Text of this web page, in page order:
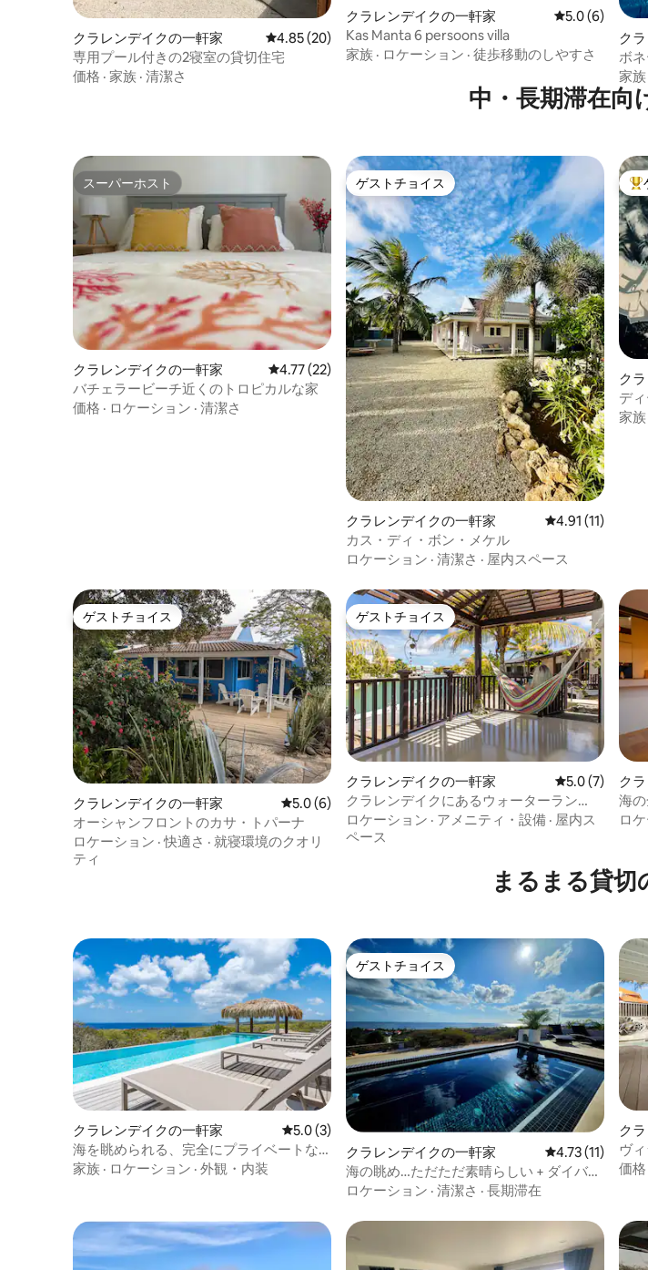
クラレンデイクの一軒家 レビュー20件、5つ星中4.85つ星の平均評価
4.85 (20)
専用プール付きの2寝室の貸切住宅
価格 · 家族 · 清潔さ
クラレンデイクの一軒家 レビュー6件
5.0 (6)
Kas Manta 6 persoons villa
家族 · ロケーション · 徒歩移動のしやすさ
ク
ボ
ハウ
家族
中・長期滞在向
スーパーホスト
スーパーホスト
クラレンデイクの一軒家 レビュー22件、5つ星中4.77つ星の平均評価
4.77 (22)
バチェラービーチ近くのトロピカルな家
価格 · ロケーション · 清潔さ
ゲストチョイス
ゲストチョイス
クラレンデイクの一軒家 レビュー11件、
4.91 (11)
カス・ディ・ボン・メケル
ロケーション · 清潔さ · 屋内スペース
大
ク
デ
ール
家族
ゲストチョイス
ゲストチョイス
クラレンデイクの一軒家 レビュー6件、5つ星中5.0つ星の平均評価
5.0 (6)
オーシャンフロントのカサ・トパーナ
ロケーション ·快適さ · 就寝環境のクオリ
ティ
ゲストチョイス
ゲストチョイス
クラレンデイクの一軒家 レビュー7件、
5.0 (7)
クラレンデイクにあるウォーターラン
ド・ヴィラ・ソルのウォーターフロント
ロケーション · アメニティ・設備 · 屋内ス
ペース
ク
海
ロ
まるまる貸切
クラレンデイクの一軒家 レビュー3件、5つ星中5.0つ星の平均評価
5.0 (3)
海を眺められる、完全にプライベートな
豪華なエコヴィラ
家族 · ロケーション · 外観・内装
ゲストチョイス
ゲストチョイス
クラレンデイクの一軒家 レビュー11件、
4.73 (11)
海の眺め…ただただ素晴らしい + ダイバー
の楽園！
ロケーション · 清潔さ · 長期滞在
ク
ヴ
価格